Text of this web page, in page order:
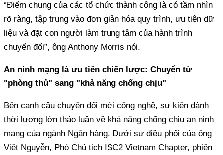
“Điểm chung của các tổ chức thành công là có tầm nhìn
rõ ràng, tập trung vào đơn giản hóa quy trình, ưu tiên dữ
liệu và đặt con người làm trung tâm của hành trình
chuyển đổi”, ông Anthony Morris nói.
An ninh mạng là ưu tiên chiến lược: Chuyển từ
"phòng thủ" sang "khả năng chống chịu"
Bên cạnh câu chuyện đổi mới công nghệ, sự kiện dành
thời lượng lớn thảo luận về khả năng chống chịu an ninh
mạng của ngành Ngân hàng. Dưới sự điều phối của ông
Việt Nguyễn, Phó Chủ tịch ISC2 Vietnam Chapter, phiên